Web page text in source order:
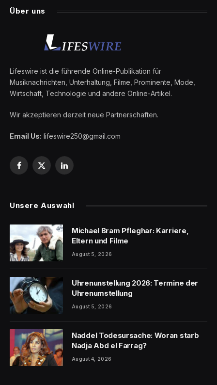
Über uns
Lifeswire ist die führende Online-Publikation für
Musiknachrichten, Unterhaltung, Filme, Prominente, Mode,
Wirtschaft, Technologie und andere Online-Artikel.
Wir akzeptieren derzeit neue Partnerschaften.
Email Us: lifeswire250@gmail.com
Facebook
X
LinkedIn
Unsere Auswahl
Michael Bram Pfleghar: Karriere,
Eltern und Filme
August 5, 2026
Uhrenunstellung 2026: Termine der
Uhrenumstellung
August 5, 2026
Naddel Todesursache: Woran starb
Nadja Abd el Farrag?
August 4, 2026